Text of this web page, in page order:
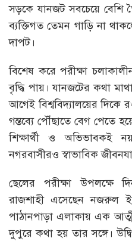
সড়কে যানজট সবচেয়ে বেশি
ব্যক্তিগত তেমন গাড়ি না
দাপট।
বিশেষ করে পরীক্ষা
বৃদ্ধি পায়। যানজটের কথা
আগেই বিশ্ববিদ্যালয়ের দিকে
গন্তব্যে পৌঁছাতে বেগ পেতে
শিক্ষার্থী ও অভিভাবকই
নগরবাসীরও স্বাভাবিক
ছেলের পরীক্ষা উপলক্ষে
রাজশাহী এসেছেন নজরুল
পাঠানপাড়া এলাকায় এক
দুপুরে কথা হয় তার সঙ্গে।